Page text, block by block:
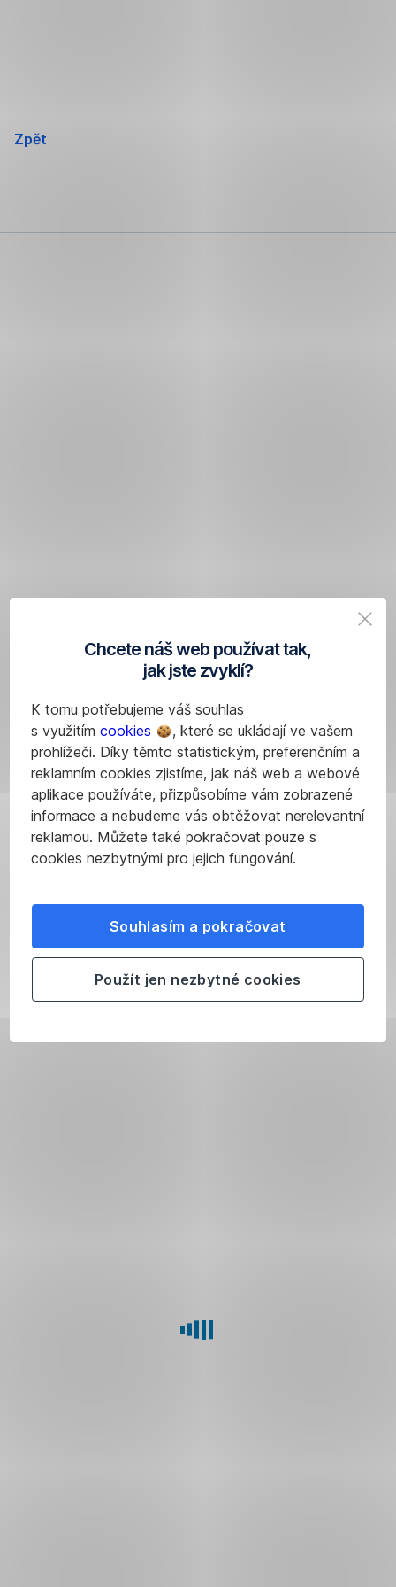
Chcete náš web používat tak,
jak jste zvyklí?
K tomu potřebujeme váš souhlas
s využitím cookies
, které se ukládají ve vašem
prohlížeči. Díky těmto statistickým, preferenčním a
reklamním cookies zjistíme, jak náš web a webové
aplikace používáte, přizpůsobíme vám zobrazené
informace a nebudeme vás obtěžovat nerelevantní
reklamou. Můžete také pokračovat pouze s
cookies nezbytnými pro jejich fungování.
Souhlasím a pokračovat
Použít jen nezbytné cookies
Zpět